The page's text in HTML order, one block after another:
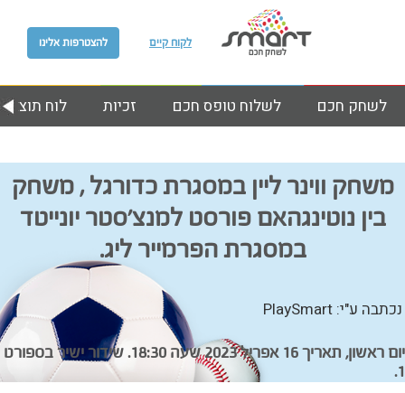
להצטרפות אלינו לקוח קיים
לוח זכיות לשלוח טופס חכם לשחק חכם
משחק ווינר ליין במסגרת כדורגל , משחק
בין נוטינגהאם פורסט למנצ’סטר יונייטד
במסגרת הפרמייר ליג.
נכתבה ע"י: PlaySmart
יום ראשון, תאריך 16 אפריל 2023 שעה 18:30. שידור ישיר בספורט
1.